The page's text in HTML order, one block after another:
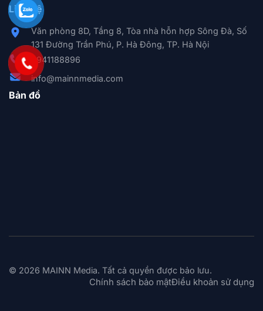
Liên hệ
Văn phòng 8D, Tầng 8, Tòa nhà hỗn hợp Sông Đà, Số
131 Đường Trần Phú, P. Hà Đông, TP. Hà Nội
0941188896
info@mainnmedia.com
Bản đồ
© 2026 MAINN Media. Tất cả quyền được bảo lưu.
Chính sách bảo mậtĐiều khoản sử dụng